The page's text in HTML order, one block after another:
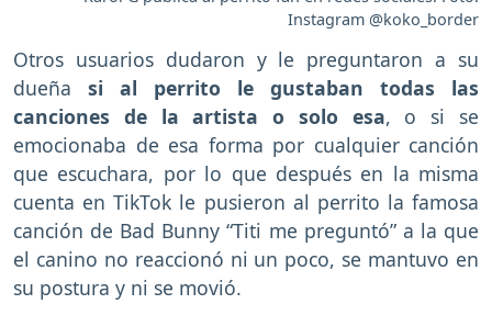
Instagram @koko_border
Otros usuarios dudaron y le preguntaron a su
dueña si al perrito le gustaban todas las
canciones de la artista o solo esa, o si se
emocionaba de esa forma por cualquier canción
que escuchara, por lo que después en la misma
cuenta en TikTok le pusieron al perrito la famosa
canción de Bad Bunny “Titi me preguntó” a la que
el canino no reaccionó ni un poco, se mantuvo en
su postura y ni se movió.